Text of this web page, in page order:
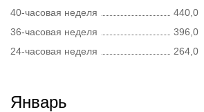
40-часовая неделя
440,0
36-часовая неделя
396,0
24-часовая неделя
264,0
Январь